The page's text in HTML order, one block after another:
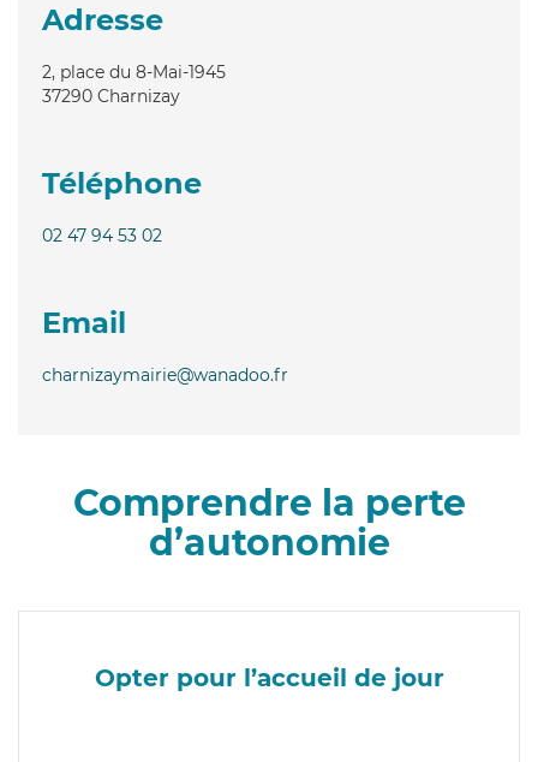
Adresse
2, place du 8-Mai-1945
37290 Charnizay
Téléphone
02 47 94 53 02
Email
charnizaymairie@wanadoo.fr
Comprendre la perte
d’autonomie
Opter pour l’accueil de jour